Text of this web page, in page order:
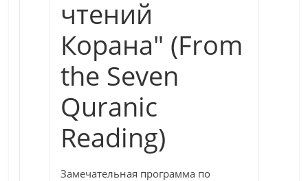
чтений
Корана" (From
the Seven
Quranic
Reading)
Замечательная программа по